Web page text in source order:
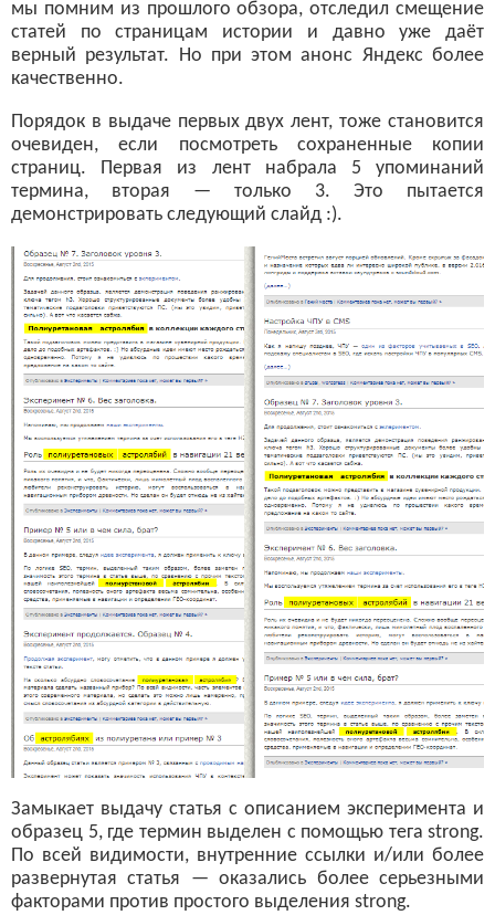
мы помним из прошлого обзора, отследил смещение
статей по страницам истории и давно уже даёт
верный результат. Но при этом анонс Яндекс более
качественно.
Порядок в выдаче первых двух лент, тоже становится
очевиден, если посмотреть сохраненные копии
страниц. Первая из лент набрала 5 упоминаний
термина, вторая — только 3. Это пытается
демонстрировать следующий слайд :).
Замыкает выдачу статья с описанием эксперимента и
образец 5, где термин выделен с помощью тега strong.
По всей видимости, внутренние ссылки и/или более
развернутая статья — оказались более серьезными
факторами против простого выделения strong.